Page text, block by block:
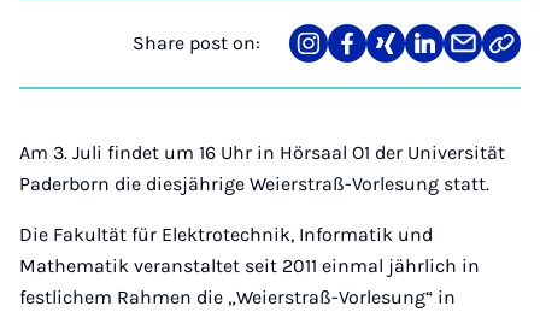
Share post on:
Share
on
Teilen
auf
Teilen
auf
Teilen
auf
Teilen
über
Mail
Link
Am 3. Juli findet um 16 Uhr in Hörsaal O1 der Universität
Paderborn die diesjährige Weierstraß-Vorlesung statt.
Die Fakultät für Elektrotechnik, Informatik und
Mathematik veranstaltet seit 2011 einmal jährlich in
festlichem Rahmen die „Weierstraß-Vorlesung“ in